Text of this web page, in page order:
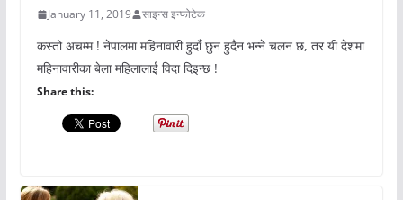
January 11, 2019 साइन्स इन्फोटेक
कस्तो अचम्म ! नेपालमा महिनावारी हुदाँ छुन हुदैन भन्ने चलन छ, तर यी देशमा
महिनावारीका बेला महिलालाई विदा दिइन्छ !
Share this: